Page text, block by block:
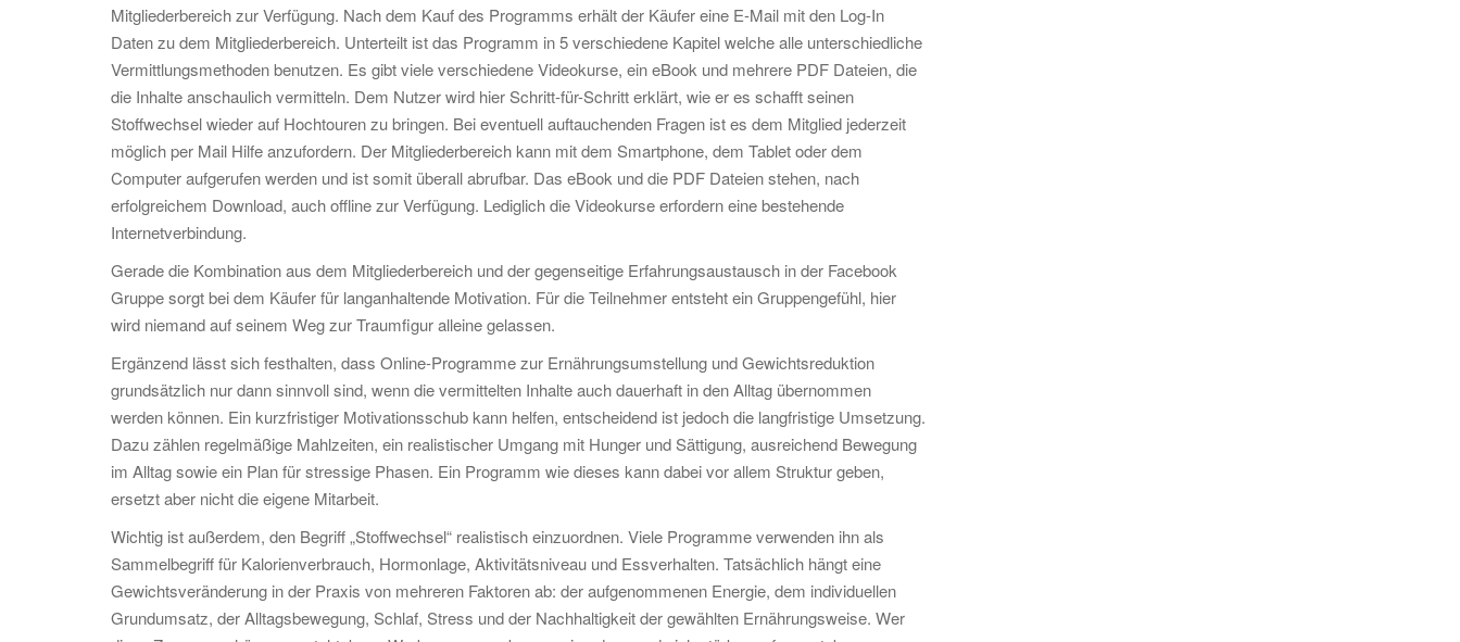
Mitgliederbereich zur Verfügung. Nach dem Kauf des Programms erhält der Käufer eine E-Mail mit den Log-In
Daten zu dem Mitgliederbereich. Unterteilt ist das Programm in 5 verschiedene Kapitel welche alle unterschiedliche
Vermittlungsmethoden benutzen. Es gibt viele verschiedene Videokurse, ein eBook und mehrere PDF Dateien, die
die Inhalte anschaulich vermitteln. Dem Nutzer wird hier Schritt-für-Schritt erklärt, wie er es schafft seinen
Stoffwechsel wieder auf Hochtouren zu bringen. Bei eventuell auftauchenden Fragen ist es dem Mitglied jederzeit
möglich per Mail Hilfe anzufordern. Der Mitgliederbereich kann mit dem Smartphone, dem Tablet oder dem
Computer aufgerufen werden und ist somit überall abrufbar. Das eBook und die PDF Dateien stehen, nach
erfolgreichem Download, auch offline zur Verfügung. Lediglich die Videokurse erfordern eine bestehende
Internetverbindung.
Gerade die Kombination aus dem Mitgliederbereich und der gegenseitige Erfahrungsaustausch in der Facebook
Gruppe sorgt bei dem Käufer für langanhaltende Motivation. Für die Teilnehmer entsteht ein Gruppengefühl, hier
wird niemand auf seinem Weg zur Traumfigur alleine gelassen.
Ergänzend lässt sich festhalten, dass Online-Programme zur Ernährungsumstellung und Gewichtsreduktion
grundsätzlich nur dann sinnvoll sind, wenn die vermittelten Inhalte auch dauerhaft in den Alltag übernommen
werden können. Ein kurzfristiger Motivationsschub kann helfen, entscheidend ist jedoch die langfristige Umsetzung.
Dazu zählen regelmäßige Mahlzeiten, ein realistischer Umgang mit Hunger und Sättigung, ausreichend Bewegung
im Alltag sowie ein Plan für stressige Phasen. Ein Programm wie dieses kann dabei vor allem Struktur geben,
ersetzt aber nicht die eigene Mitarbeit.
Wichtig ist außerdem, den Begriff „Stoffwechsel“ realistisch einzuordnen. Viele Programme verwenden ihn als
Sammelbegriff für Kalorienverbrauch, Hormonlage, Aktivitätsniveau und Essverhalten. Tatsächlich hängt eine
Gewichtsveränderung in der Praxis von mehreren Faktoren ab: der aufgenommenen Energie, dem individuellen
Grundumsatz, der Alltagsbewegung, Schlaf, Stress und der Nachhaltigkeit der gewählten Ernährungsweise. Wer